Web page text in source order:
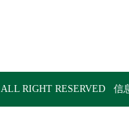
ALL RIGHT RESERVED 信